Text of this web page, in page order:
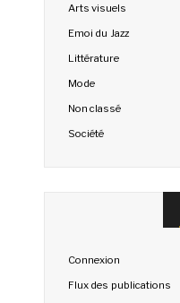
Arts visuels
Emoi du Jazz
Littérature
Mode
Non classé
Société
Connexion
Flux des publications